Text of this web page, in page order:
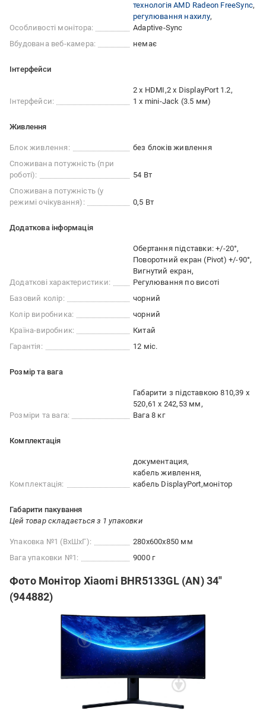
Особливості монітора:
технологія AMD Radeon FreeSync
регулювання нахилу
Adaptive-Sync
Вбудована веб-камера:
немає
Інтерфейси
Інтерфейси:
2 x HDMI 2 x DisplayPort 1.2
1 x mini-Jack (3.5 мм)
Живлення
Блок живлення:
без блоків живлення
Споживана потужність (при
роботі):
54 Вт
Споживана потужність (у
режимі очікування):
0,5 Вт
Додаткова інформація
Додаткові характеристики:
Обертання підставки: +/-20°
Поворотний екран (Pivot) +/-90°
Вигнутий екран
Регулювання по висоті
Базовий колір:
чорний
Колір виробника:
чорний
Країна-виробник:
Китай
Гарантія:
12 міс.
Розмір та вага
Розміри та вага:
Габарити з підставкою 810,39 х
520,61 х 242,53 мм
Вага 8 кг
Комплектація
Комплектація:
документация
кабель живлення
кабель DisplayPort монітор
Габарити пакування
Цей товар складається з 1 упаковки
Упаковка №1 (ВхШхГ):
280x600x850 мм
Вага упаковки №1:
9000 г
Фото Монітор Xiaomi BHR5133GL (AN) 34"
(944882)